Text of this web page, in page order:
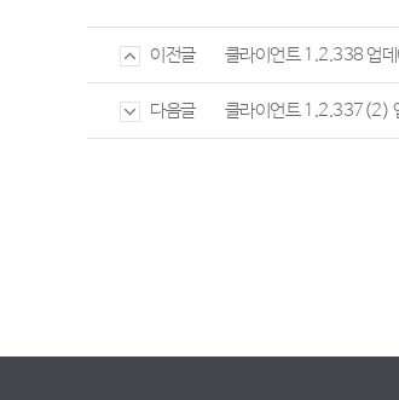
이전글 클라이언트 1.2.338 업데
다음글 클라이언트 1.2.337(2)